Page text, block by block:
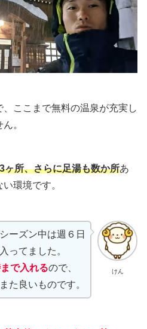
ここまで無料の温泉が充実し
。
ヶ所、さらに足湯も数か所あ
環境です。
けん
ーズン中は週６日
ってました。
で入れるので、
た良いものです。